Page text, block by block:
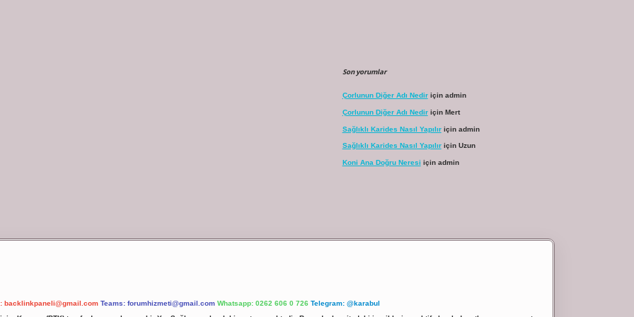
Son yorumlar
Çorlunun Diğer Adı Nediriçin admin
Çorlunun Diğer Adı Nediriçin Mert
Sağlıklı Karides Nasıl Yapılıriçin admin
Sağlıklı Karides Nasıl Yapılıriçin Uzun
Koni Ana Doğru Neresi için admin
backlinkpaneli@gmail.com Teams: forumhizmeti@gmail.com Whatsapp: 0262 606 0 726 Telegram: @karabul